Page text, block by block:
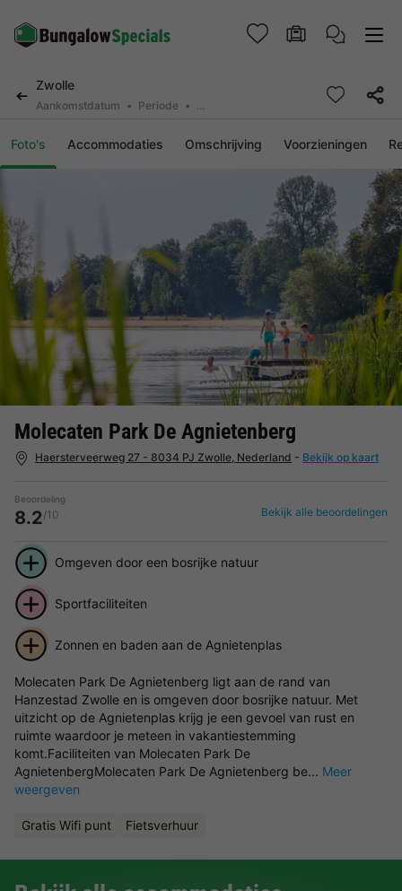
Zwolle
Aankomstdatum Periode 2 personen, 0 huisdier
Foto's Accommodaties Omschrijving Voorzieningen
Molecaten Park De Agnietenberg
Haersterveerweg 27 - 8034 PJ Zwolle, Nederland - Bekijk op kaart
Beoordeling
8.2/10 Bekijk alle beoordelingen
Omgeven door een bosrijke natuur
Sportfaciliteiten
Zonnen en baden aan de Agnietenplas
Molecaten Park De Agnietenberg ligt aan de rand van
Hanzestad Zwolle en is omgeven door bosrijke natuur. Met
uitzicht op de Agnietenplas krijg je een gevoel van rust en
ruimte waardoor je meteen in vakantiestemming
komt.Faciliteiten van Molecaten Park De
AgnietenbergMolecaten Park De Agnietenberg be... Meer
weergeven
Gratis Wifi punt Fietsverhuur